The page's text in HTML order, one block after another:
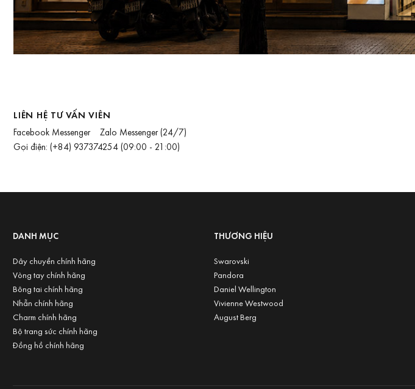
LIÊN HỆ TƯ VẤN VIÊN
Facebook Messenger Zalo Messenger(24/7)
Gọi điện: (+84) 937374254(09:00 - 21:00)
DANH MỤC
Dây chuyền chính hãng
Vòng tay chính hãng
Bông tai chính hãng
Nhẫn chính hãng
Charm chính hãng
Bộ trang sức chính hãng
Đồng hồ chính hãng
THƯƠNG HIỆU
Swarovski
Pandora
Daniel Wellington
Vivienne Westwood
August Berg